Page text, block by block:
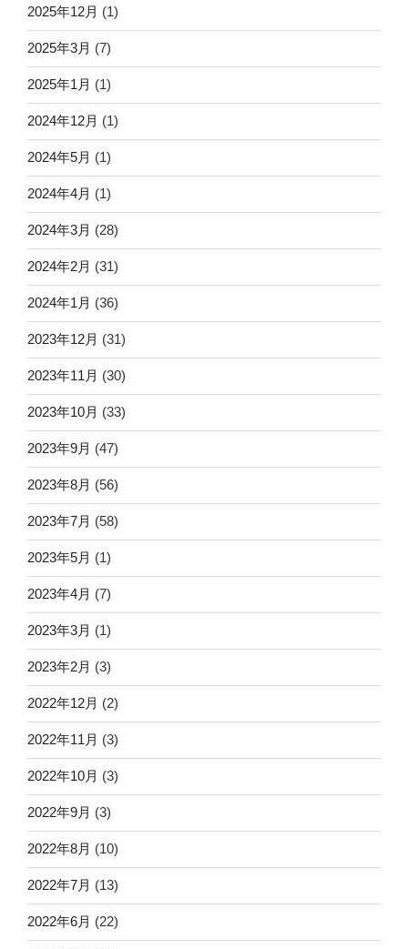
2025年12月 (1)
2025年3月 (7)
2025年1月 (1)
2024年12月 (1)
2024年5月 (1)
2024年4月 (1)
2024年3月 (28)
2024年2月 (31)
2024年1月 (36)
2023年12月 (31)
2023年11月 (30)
2023年10月 (33)
2023年9月 (47)
2023年8月 (56)
2023年7月 (58)
2023年5月 (1)
2023年4月 (7)
2023年3月 (1)
2023年2月 (3)
2022年12月 (2)
2022年11月 (3)
2022年10月 (3)
2022年9月 (3)
2022年8月 (10)
2022年7月 (13)
2022年6月 (22)